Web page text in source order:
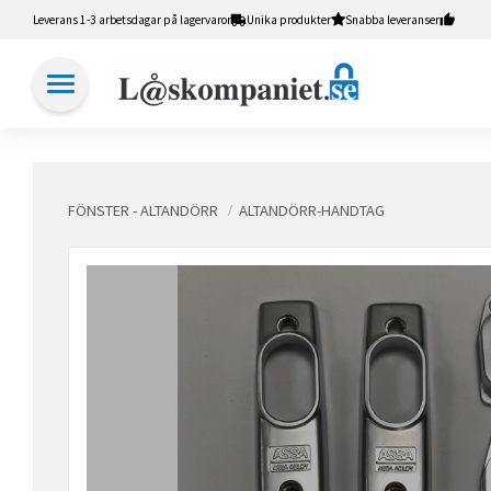
Leverans 1-3 arbetsdagar på lagervaror Unika produkter Snabba leveranser
FÖNSTER - ALTANDÖRR ALTANDÖRR-HANDTAG